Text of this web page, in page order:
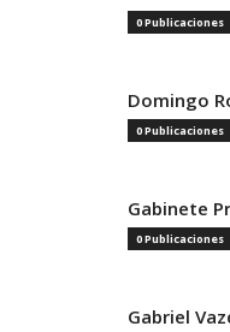
0 Publicaciones
Domingo
0 Publicaciones
Gabinete
0 Publicaciones
Gabriel